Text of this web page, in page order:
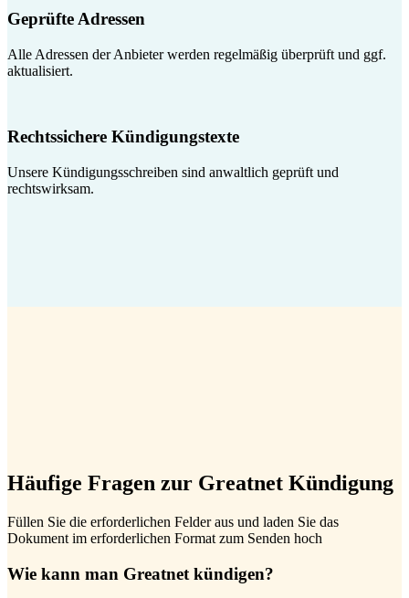
Geprüfte Adressen
Alle Adressen der Anbieter werden regelmäßig überprüft und ggf.
aktualisiert.
Rechtssichere Kündigungstexte
Unsere Kündigungsschreiben sind anwaltlich geprüft und
rechtswirksam.
Häufige Fragen zur Greatnet Kündigung
Füllen Sie die erforderlichen Felder aus und laden Sie das
Dokument im erforderlichen Format zum Senden hoch
Wie kann man Greatnet kündigen?